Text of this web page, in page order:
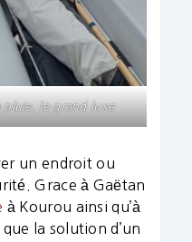
pluie, le grand luxe
un endroit ou
Grace à Gaëtan
à Kourou ainsi qu’à
que la solution d’un